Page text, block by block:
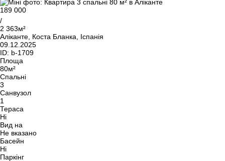
189 000
/
2 363м²
Аліканте, Коста Бланка, Іспанія
09.12.2025
ID: b-1709
Площа
80м²
Спальні
3
Санвузол
1
Тераса
Ні
Вид на
Не вказано
Басейн
Ні
Паркінг